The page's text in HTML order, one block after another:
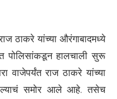
ठाकरे यांच्या औरंगाबादमध्ये
पोलिसांकडून हालचाली सुरू
वाजेपर्यंत राज ठाकरे यांच्या
समोर आले आहे. तसेच